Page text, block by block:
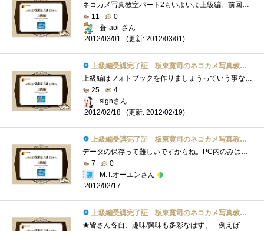
ネコカメ写真教室パート2もいよいよ上級編。前回のスライドショーもなかなか楽しみましたが、今回はフォトブックということで「物」としてで�...
11
0
蒼-aoi-さん
2012/03/01
(更新: 2012/03/01)
上級編受講完了証 板東寛司のネコカメ写真教室パート2
上級編はフォトブックを作りましょうっていう事なんですネ。私、今まで写真を撮ってもたまに印刷くらいはしますけど、フォトブックを作ろう�...
25
4
signさん
2012/02/18
(更新: 2012/02/19)
上級編受講完了証 板東寛司のネコカメ写真教室パート2
データの保存って難しいですからね。PC内のみは論外ですが、DVD等に焼いた程度では数年で消えたりします。SDカードなんかに入れたまま保存する�...
7
0
M.T.オーエンさん
2012/02/17
上級編受講完了証 板東寛司のネコカメ写真教室パート2
★皆さん各自、趣味/興味も多彩なはず、 例えば星座、ペット、城などの歴史的建造物、アンティーク、 各種スポーツ、旅行の思い出、レシピ�...